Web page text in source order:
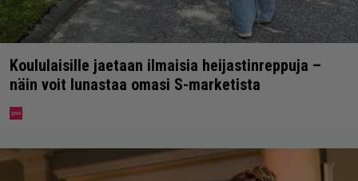
Koululaisille jaetaan ilmaisia heijastinreppuja –
näin voit lunastaa omasi S-marketista